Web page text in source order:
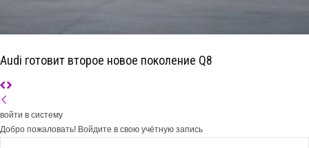
Audi готовит второе новое поколение Q8
войти в систему
Добро пожаловать! Войдите в свою учётную запись